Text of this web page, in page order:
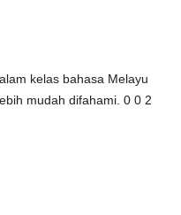
kelas bahasa Melayu
mudah difahami. 0 0 2